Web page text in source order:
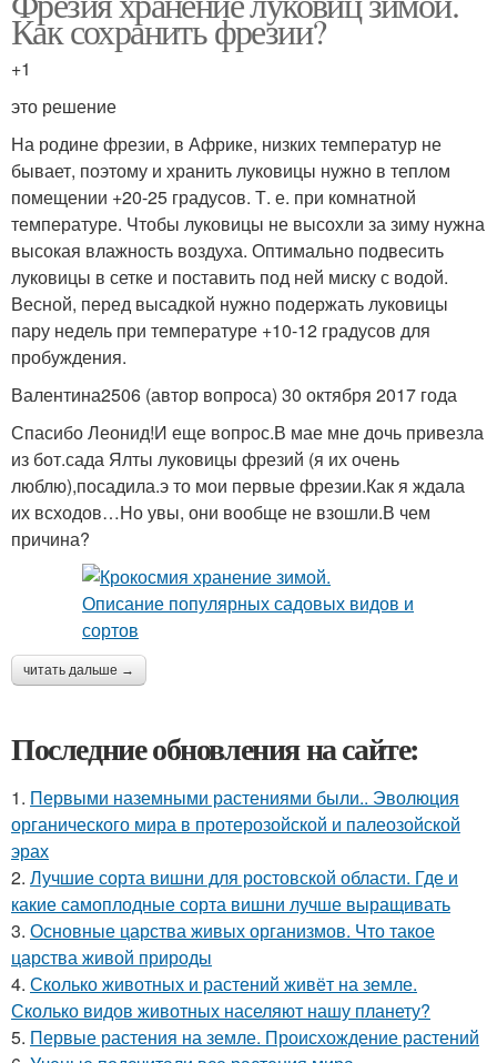
Как сохранить фрезии?
+1
это решение
На родине фрезии, в Африке, низких температур не
бывает, поэтому и хранить луковицы нужно в теплом
помещении +20-25 градусов. Т. е. при комнатной
температуре. Чтобы луковицы не высохли за зиму нужна
высокая влажность воздуха. Оптимально подвесить
луковицы в сетке и поставить под ней миску с водой.
Весной, перед высадкой нужно подержать луковицы
пару недель при температуре +10-12 градусов для
пробуждения.
Валентина2506 (автор вопроса) 30 октября 2017 года
Спасибо Леонид!И еще вопрос.В мае мне дочь привезла
из бот.сада Ялты луковицы фрезий (я их очень
люблю),посадила.э то мои первые фрезии.Как я ждала
их всходов…Но увы, они вообще не взошли.В чем
причина?
читать дальше →
Последние обновления на сайте:
1. Первыми наземными растениями были.. Эволюция
органического мира в протерозойской и палеозойской
эрах
2. Лучшие сорта вишни для ростовской области. Где и
какие самоплодные сорта вишни лучше выращивать
3. Основные царства живых организмов. Что такое
царства живой природы
4. Сколько животных и растений живёт на земле.
Сколько видов животных населяют нашу планету?
5. Первые растения на земле. Происхождение растений